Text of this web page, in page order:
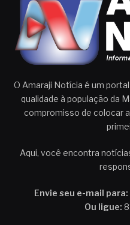
O Amaraji Notícia é um
qualidade à população da
compromisso de colocar
Aqui, você encontra
Envie seu e-mail para:
Ou ligue: